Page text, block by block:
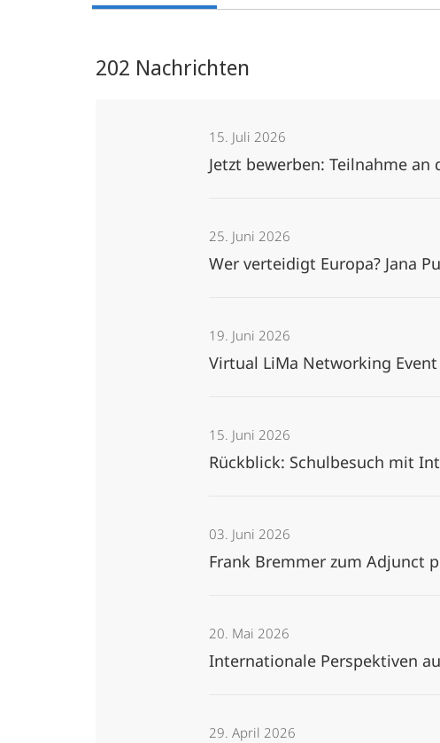
202 Nachrichten
15. Juli 2026
Jetzt bewerben: Teilnahme
25. Juni 2026
Wer verteidigt Europa? Jana
19. Juni 2026
Virtual LiMa Networking
15. Juni 2026
Rückblick: Schulbesuch mit
03. Juni 2026
Frank Bremmer zum Adjunct
20. Mai 2026
Internationale Perspektiven
29. April 2026